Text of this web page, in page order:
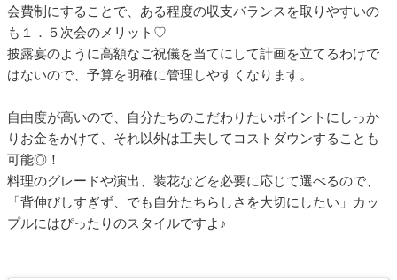
会費制にすることで、ある程度の収支バランスを取りやすいの
も１．５次会のメリット♡
披露宴のように高額なご祝儀を当てにして計画を立てるわけで
はないので、予算を明確に管理しやすくなります。
自由度が高いので、自分たちのこだわりたいポイントにしっか
りお金をかけて、それ以外は工夫してコストダウンすることも
可能◎！
料理のグレードや演出、装花などを必要に応じて選べるので、
「背伸びしすぎず、でも自分たちらしさを大切にしたい」カッ
プルにはぴったりのスタイルですよ♪